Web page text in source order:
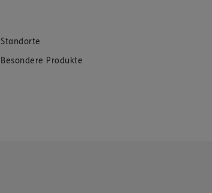
Standorte
Besondere Produkte